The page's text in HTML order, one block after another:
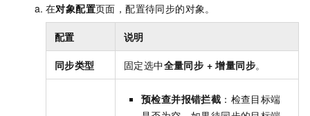
在对象配置页面，配置待同步的对象。
配置 说明
同步类型 固定选中全量同步 +增量同步。
预检查并报错拦截 ：检查目标端